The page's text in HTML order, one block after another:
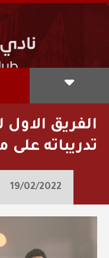
الفريق الاول
تدريباته على
19/02/2022